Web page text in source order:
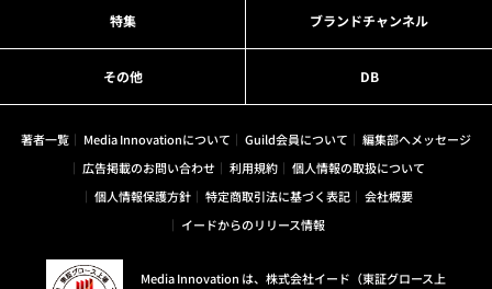
特集 ブランドチャンネル
その他 DB
著者一覧 Media Innovationについて Guild会員について
編集部へメッセージ
広告掲載のお問い合わせ
利用規約
個人情報の取扱について
個人情報保護方針
特定商取引法に基づく表記
会社概要
イードからのリリース情報
Media Innovation は、株式会社イード（東証グロース上